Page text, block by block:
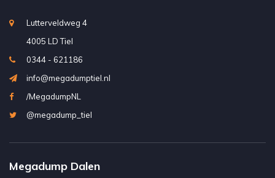
Lutterveldweg 4
4005 LD Tiel
0344 - 621186
info@megadumptiel.nl
/MegadumpNL
@megadump_tiel
Megadump Dalen